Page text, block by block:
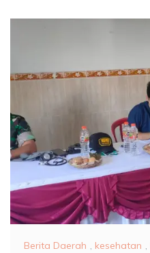
Berita Daerah , kesehatan ,